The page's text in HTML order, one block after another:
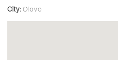
City: Olovo